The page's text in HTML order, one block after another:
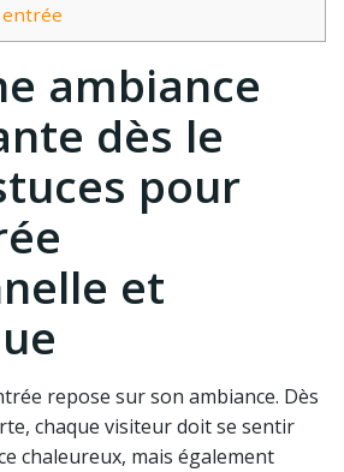
ambiance
dès le
pour
et
repose sur son ambiance. Dès
chaque visiteur doit se sentir
chaleureux, mais également